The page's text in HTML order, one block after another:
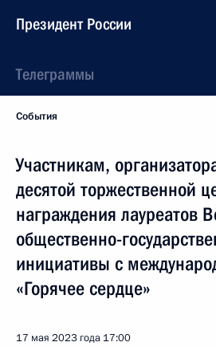
Президент России
Телеграммы
События
Участникам,
десятой торжественной
награждения лауреатов
общественно-
инициативы с
«Горячее сердце»
17 мая 2023 года 17:00